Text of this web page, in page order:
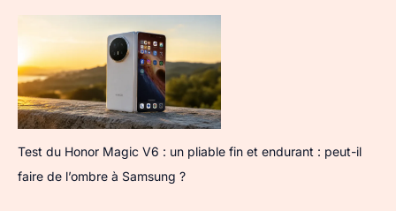
Test du Honor Magic V6 : un pliable fin et endurant : peut-il
faire de l’ombre à Samsung ?